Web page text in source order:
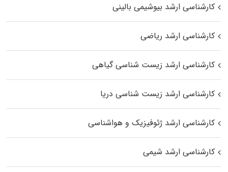
کارشناسی ارشد بیوشیمی بالینی
کارشناسی ارشد ریاضی
کارشناسی ارشد زیست‌ شناسی گیاهی
کارشناسی ارشد زیست‌ شناسی دریا
کارشناسی ارشد ژئوفیزیک و هواشناسی
کارشناسی ارشد شیمی